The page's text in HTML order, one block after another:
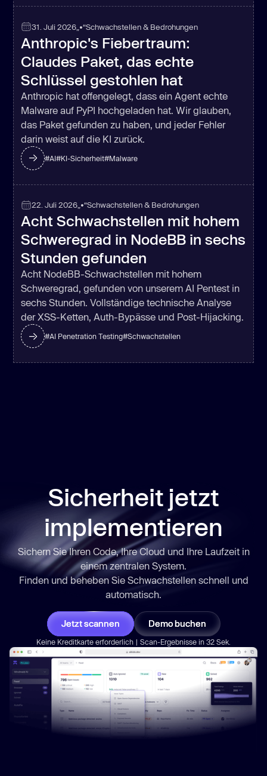
31. Juli 2026 „•“Schwachstellen & Bedrohungen
Anthropic's Fiebertraum:
Claudes Paket, das echte
Schlüssel gestohlen hat
Anthropic hat offengelegt, dass ein Agent echte
Malware auf PyPI hochgeladen hat. Wir glauben,
das Paket gefunden zu haben, und jeder Fehler
darin weist auf die KI zurück.
#AI#KI-Sicherheit#Malware
22. Juli 2026„•“Schwachstellen & Bedrohungen
Acht Schwachstellen mit hohem
Schweregrad in NodeBB in sechs
Stunden gefunden
Acht NodeBB-Schwachstellen mit hohem
Schweregrad, gefunden von unserem AI Pentest in
sechs Stunden. Vollständige technische Analyse
der XSS-Ketten, Auth-Bypässe und Post-Hijacking.
#AI Penetration Testing#Schwachstellen
Sicherheit jetzt
implementieren
Sichern Sie Ihren Code, Ihre Cloud und Ihre Laufzeit in
einem zentralen System.
Finden und beheben Sie Schwachstellen schnell und
automatisch.
Jetzt scannen Demo buchen
Keine Kreditkarte erforderlich | Scan-Ergebnisse in 32 Sek.